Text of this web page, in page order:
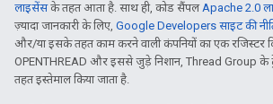
लाइसेंसके तहत आता है. साथ ही, कोड सैंपलApache 2.0
ज़्यादा जानकारी के लिए, Google Developers साइट की
और/या इसके तहत काम करने वाली कंपनियों का एक रजिस्टर
OPENTHREAD और इससे जुड़े निशान, Thread Group के
तहत इस्तेमाल किया जाता है.